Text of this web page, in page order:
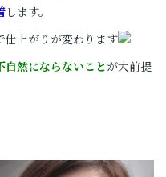
します。
仕上がりが変わります
自然にならないこと が大前提